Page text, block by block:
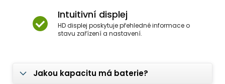
Intuitivní displej
HD displej poskytuje přehledné informace o
stavu zařízení a nastavení.
Jakou kapacitu má baterie?